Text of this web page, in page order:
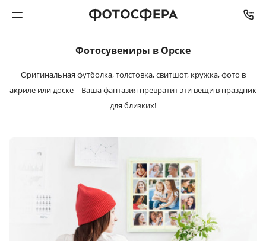
Фотокниги
Интерьерная печать
Багетная мастерская
Фотосувениры в Орске
Оригинальная футболка, толстовка, свитшот, кружка, фото в
акриле или доске – Ваша фантазия превратит эти вещи в праздник
для близких!